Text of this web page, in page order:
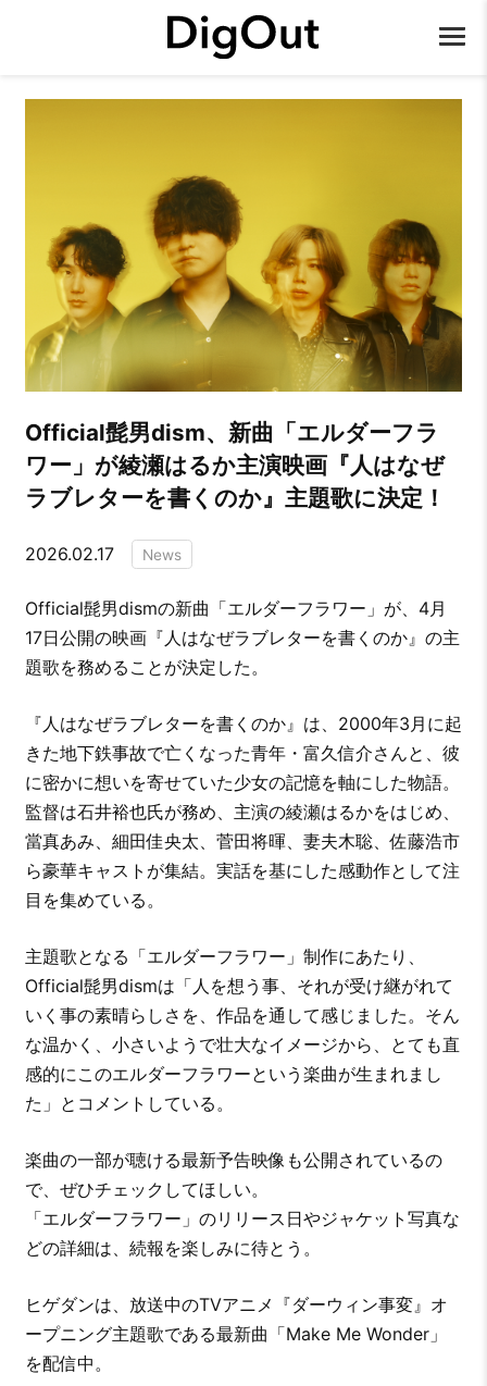
Official髭男dism、新曲「エルダーフラ
ワー」が綾瀬はるか主演映画『人はなぜ
ラブレターを書くのか』主題歌に決定！
2026.02.17 News
Official髭男dismの新曲「エルダーフラワー」が、4月
17日公開の映画『人はなぜラブレターを書くのか』の主
題歌を務めることが決定した。
『人はなぜラブレターを書くのか』は、2000年3月に起
きた地下鉄事故で亡くなった青年・富久信介さんと、彼
に密かに想いを寄せていた少女の記憶を軸にした物語。
監督は石井裕也氏が務め、主演の綾瀬はるかをはじめ、
當真あみ、細田佳央太、菅田将暉、妻夫木聡、佐藤浩市
ら豪華キャストが集結。実話を基にした感動作として注
目を集めている。
主題歌となる「エルダーフラワー」制作にあたり、
Official髭男dismは「人を想う事、それが受け継がれて
いく事の素晴らしさを、作品を通して感じました。そん
な温かく、小さいようで壮大なイメージから、とても直
感的にこのエルダーフラワーという楽曲が生まれまし
た」とコメントしている。
楽曲の一部が聴ける最新予告映像も公開されているの
で、ぜひチェックしてほしい。
「エルダーフラワー」のリリース日やジャケット写真な
どの詳細は、続報を楽しみに待とう。
ヒゲダンは、放送中のTVアニメ『ダーウィン事変』オ
ープニング主題歌である最新曲「Make Me Wonder」
を配信中。